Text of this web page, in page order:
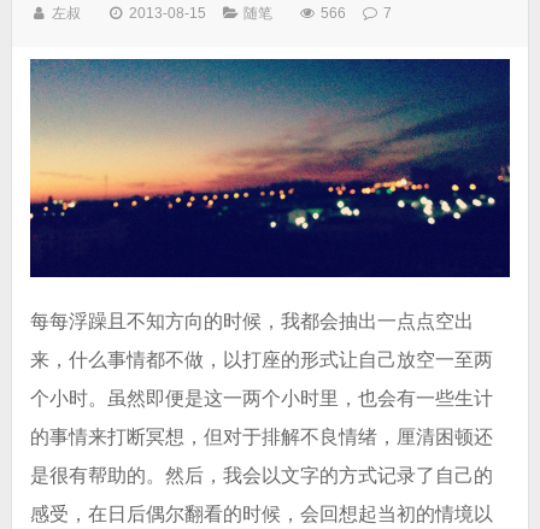
左叔 2013-08-15 随笔 566 7
每每浮躁且不知方向的时候，我都会抽出一点点空出
来，什么事情都不做，以打座的形式让自己放空一至两
个小时。虽然即便是这一两个小时里，也会有一些生计
的事情来打断冥想，但对于排解不良情绪，厘清困顿还
是很有帮助的。然后，我会以文字的方式记录了自己的
感受，在日后偶尔翻看的时候，会回想起当初的情境以